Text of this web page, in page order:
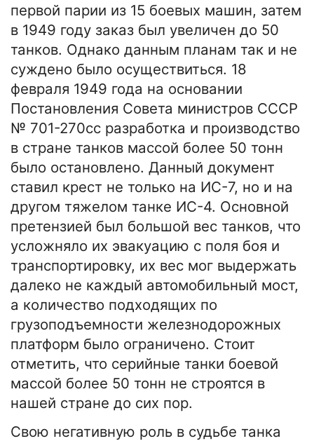
первой парии из 15 боевых машин, затем
в 1949 году заказ был увеличен до 50
танков. Однако данным планам так и не
суждено было осуществиться. 18
февраля 1949 года на основании
Постановления Совета министров СССР
№ 701-270сс разработка и производство
в стране танков массой более 50 тонн
было остановлено. Данный документ
ставил крест не только на ИС-7, но и на
другом тяжелом танке ИС-4. Основной
претензией был большой вес танков, что
усложняло их эвакуацию с поля боя и
транспортировку, их вес мог выдержать
далеко не каждый автомобильный мост,
а количество подходящих по
грузоподъемности железнодорожных
платформ было ограничено. Стоит
отметить, что серийные танки боевой
массой более 50 тонн не строятся в
нашей стране до сих пор.
Свою негативную роль в судьбе танка